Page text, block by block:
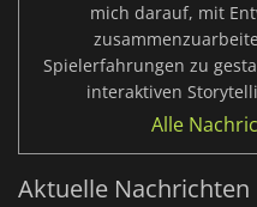
mich darauf, mit
Spielerfahrungen zu
interaktiven
Alle
Aktuelle Nachrichten